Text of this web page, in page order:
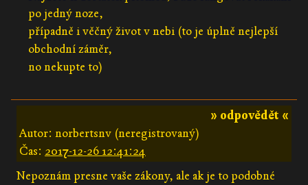
po jedný noze,
případně i věčný život v nebi (to je úplně nejlepší
obchodní záměr,
no nekupte to)
» odpovědět «
Autor: norbertsnv (neregistrovaný)
Čas: 2017-12-26 12:41:24
Nepoznám presne vaše zákony, ale ak je to podobné